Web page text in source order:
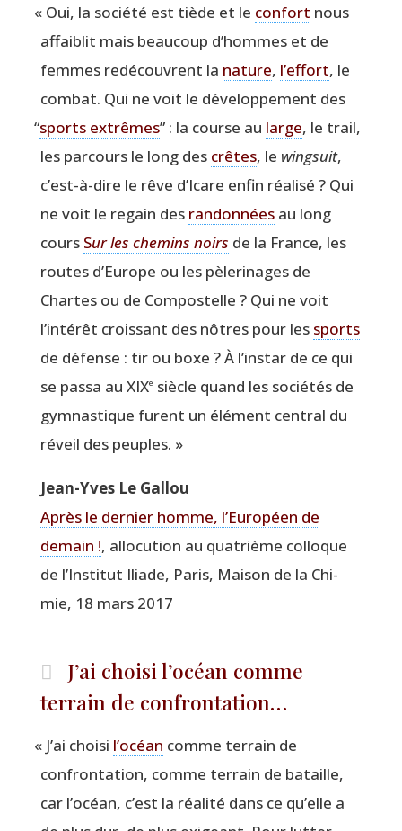
« Oui, la socié­té est tiède et le confort nous
affai­blit mais beau­coup d’hommes et de
femmes redé­couvrent la nature, l’effort, le
com­bat. Qui ne voit le déve­lop­pe­ment des
“sports extrêmes” : la course au large, le trail,
les par­cours le long des crêtes, le wing­suit,
c’est-à-dire le rêve d’Icare enfin réa­li­sé ? Qui
ne voit le regain des ran­don­néesau long
cours Sur les che­mins noirs de la France, les
routes d’Europe ou les pèle­ri­nages de
Chartes ou de Com­pos­telle ? Qui ne voit
l’intérêt crois­sant des nôtres pour les sports
de défense : tir ou boxe ? À l’instar de ce qui
se pas­sa au XIXe siècle quand les socié­tés de
gym­nas­tique furent un élé­ment cen­tral du
réveil des peuples. »
Jean-Yves Le Gallou
Après le der­nier homme, l’Européen de
demain !, allo­cu­tion au qua­trième col­loque
de l’Institut Iliade, Paris, Mai­son de la Chi­
mie, 18 mars 2017
J’ai choisi l’océan comme
terrain de confrontation…
« J’ai choi­si l’océan comme ter­rain de
confron­ta­tion, comme ter­rain de bataille,
car l’océan, c’est la réa­li­té dans ce qu’elle a